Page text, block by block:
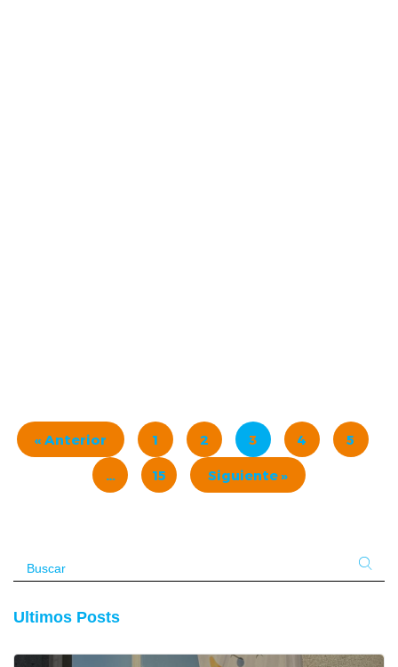
« Anterior 1 2 3 4 5
… 15 Siguiente »
Ultimos Posts